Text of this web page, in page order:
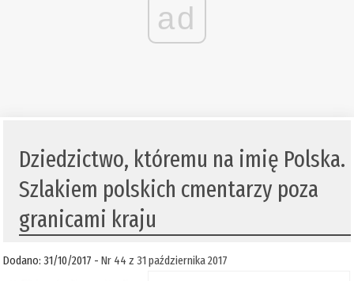
ad
Dziedzictwo, któremu na imię Polska.
Szlakiem polskich cmentarzy poza
granicami kraju
Dodano: 31/10/2017 -Nr 44 z 31 października 2017